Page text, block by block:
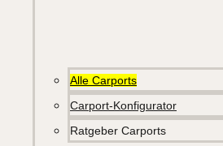
Alle Carports
Carport-Konfigurator
Ratgeber Carports